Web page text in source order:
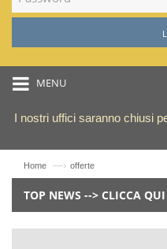
MENU
I nostri uffici saranno chiusi
Home —› offerte
TOP NEWS --> CLICCA QUI